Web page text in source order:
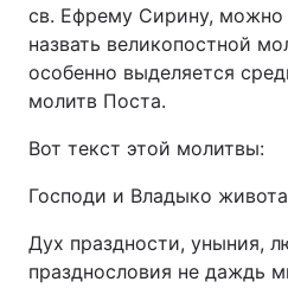
св. Ефрему Сирину, можно
назвать великопостной
особенно выделяется
молитв Поста.
Вот текст этой молитвы:
Господи и Владыко
Дух праздности, уныния,
празднословия не даждь